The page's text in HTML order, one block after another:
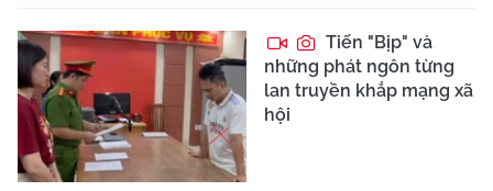
Tiến "Bịp" và
những phát ngôn từng
lan truyền khắp mạng xã
hội